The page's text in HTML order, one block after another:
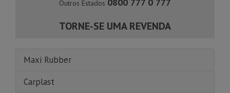
Outros Estados
TORNE-SE UMA REVENDA
Maxi Rubber
Carplast